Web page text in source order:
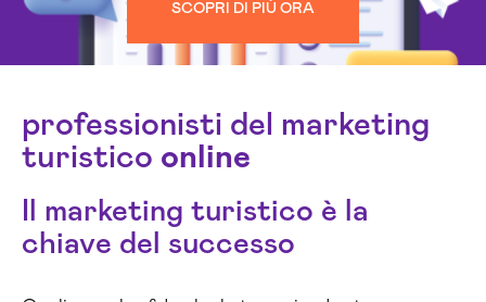
SCOPRI DI PIÙ ORA
professionisti del marketing
turistico online
Il marketing turistico è la
chiave del successo